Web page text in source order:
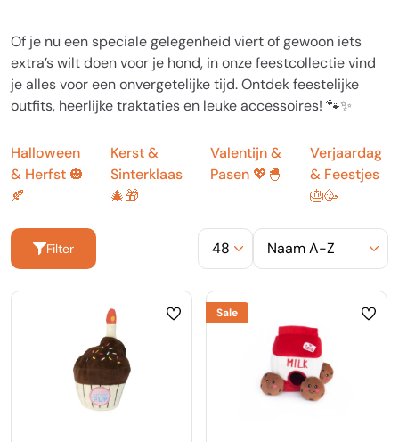
Of je nu een speciale gelegenheid viert of gewoon iets
extra’s wilt doen voor je hond, in onze feestcollectie vind
je alles voor een onvergetelijke tijd. Ontdek feestelijke
outfits, heerlijke traktaties en leuke accessoires! 🐾✨
Halloween
& Herfst 🎃
🍂
Kerst &
Sinterklaas
🎄🎁
Valentijn &
Pasen 💖🐣
Verjaardag
& Feestjes
🎂🥳
Filter
Sale